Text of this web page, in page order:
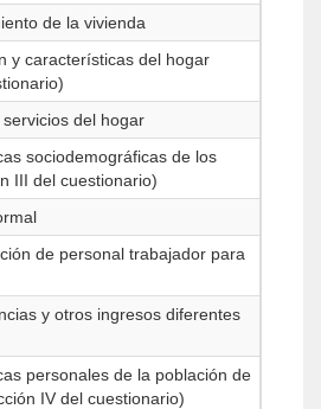
de la vivienda
y características del hogar
del hogar
sociodemográficas de los
III del cuestionario)
de personal trabajador para
y otros ingresos diferentes
personales de la población de
IV del cuestionario)